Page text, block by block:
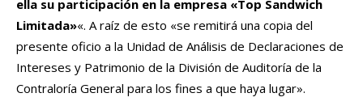
ella su participación en la empresa «Top Sandwich
Limitada»«. A raíz de esto «se remitirá una copia del
presente oficio a la Unidad de Análisis de Declaraciones de
Intereses y Patrimonio de la División de Auditoría de la
Contraloría General para los fines a que haya lugar».